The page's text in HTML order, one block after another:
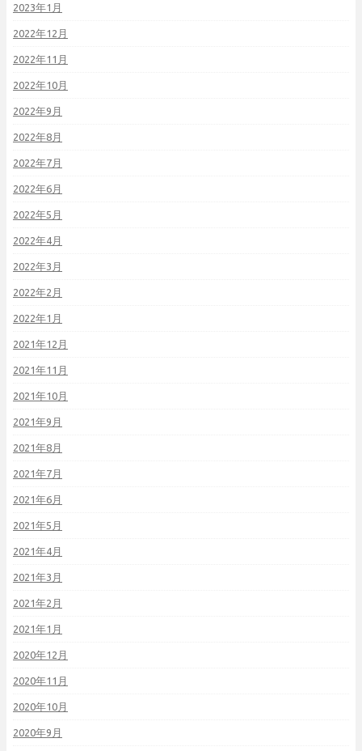
2023年1月
2022年12月
2022年11月
2022年10月
2022年9月
2022年8月
2022年7月
2022年6月
2022年5月
2022年4月
2022年3月
2022年2月
2022年1月
2021年12月
2021年11月
2021年10月
2021年9月
2021年8月
2021年7月
2021年6月
2021年5月
2021年4月
2021年3月
2021年2月
2021年1月
2020年12月
2020年11月
2020年10月
2020年9月